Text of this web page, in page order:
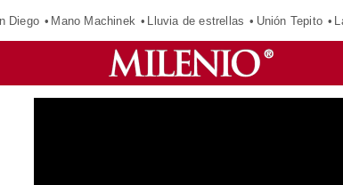
Diego Mano Machinek Lluvia de estrellas Unión Tepito